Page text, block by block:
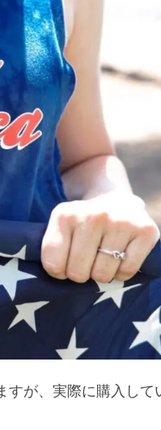
すが、実際に購入して